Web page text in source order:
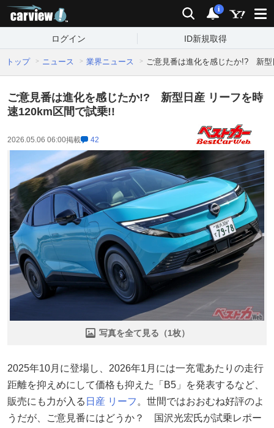
検索 通知
i
ログイン ID新規取得
トップ ニュース 業界ニュース ご意見番は進化を感じたか!? 新
ご意見番は進化を感じたか!? 新型日産 リーフを時
速120km区間で試乗!!
2026.05.06 06:00掲載 42
写真を全て見る（1枚）
2025年10月に登場し、2026年1月には一充電あたりの走行
距離を抑えめにして価格も抑えた「B5」を発表するなど、
販売にも力が入る 日産 リーフ 。世間ではおおむね好評のよ
うだが、ご意見番にはどうか？ 国沢光宏氏が試乗レポー